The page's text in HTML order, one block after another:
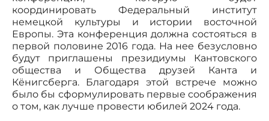
координировать Федеральный институт
немецкой культуры и истории восточной
Европы. Эта конференция должна состояться в
первой половине 2016 года. На нее безусловно
будут приглашены президиумы Кантовского
общества и Общества друзей Канта и
Кёнигсберга. Благодаря этой встрече можно
было бы сформулировать первые соображения
о том, как лучше провести юбилей 2024 года.